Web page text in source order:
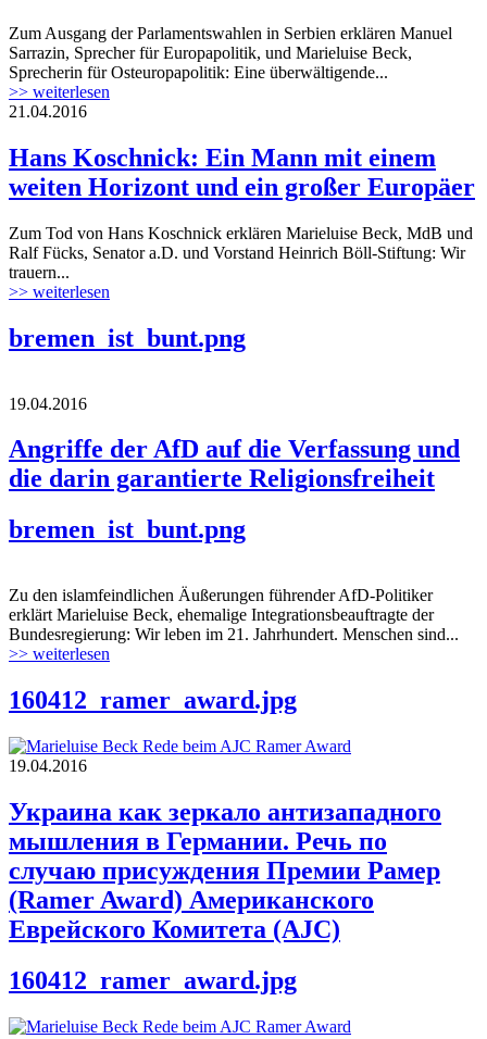
Zum Ausgang der Parlamentswahlen in Serbien erklären Manuel
Sarrazin, Sprecher für Europapolitik, und Marieluise Beck,
Sprecherin für Osteuropapolitik: Eine überwältigende...
>> weiterlesen
21.04.2016
Hans Koschnick: Ein Mann mit einem
weiten Horizont und ein großer Europäer
Zum Tod von Hans Koschnick erklären Marieluise Beck, MdB und
Ralf Fücks, Senator a.D. und Vorstand Heinrich Böll-Stiftung: Wir
trauern...
>> weiterlesen
bremen_ist_bunt.png
19.04.2016
Angriffe der AfD auf die Verfassung und
die darin garantierte Religionsfreiheit
bremen_ist_bunt.png
Zu den islamfeindlichen Äußerungen führender AfD-Politiker
erklärt Marieluise Beck, ehemalige Integrationsbeauftragte der
Bundesregierung: Wir leben im 21. Jahrhundert. Menschen sind...
>> weiterlesen
160412_ramer_award.jpg
19.04.2016
Украина как зеркало антизападного
мышления в Германии. Речь по
случаю присуждения Премии Рамер
(Ramer Award) Американского
Еврейского Комитета (AJC)
160412_ramer_award.jpg